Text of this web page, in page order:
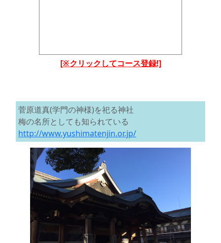
[※クリックしてコース登録!]
菅原道真(学門の神様)を祀る神社
梅の名所としても知られている
http://www.yushimatenjin.or.jp/